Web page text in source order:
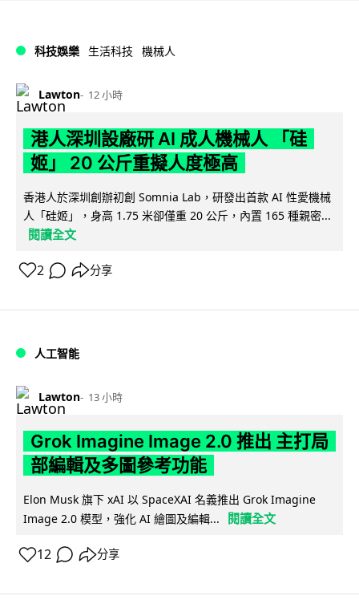
科技娛樂 生活科技 機械人
Lawton 12 小時
港人深圳設廠研 AI 成人機械人 「硅
姬」 20 公斤重擬人度極高
香港人於深圳創辦初創 Somnia Lab，研發出首款 AI 性愛機械
人「硅姬」，身高 1.75 米卻僅重 20 公斤，內置 165 種親密...
閱讀全文
2 分享
人工智能
Lawton 13 小時
Grok Imagine Image 2.0 推出 主打局
部編輯及多圖參考功能
Elon Musk 旗下 xAI 以 SpaceXAI 名義推出 Grok Imagine
Image 2.0 模型，強化 AI 繪圖及編輯...
閱讀全文
12 分享